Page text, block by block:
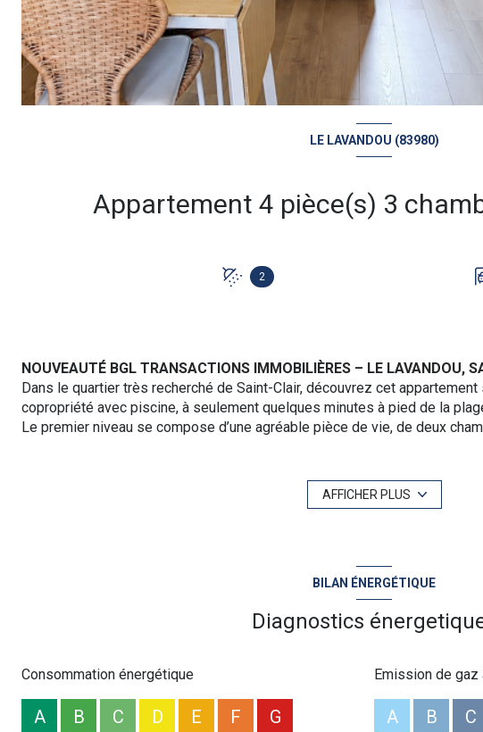
LE LAVANDOU (83980)
2
NOUVEAUTÉ BGL TRANSACTIONS IMMOBILIÈRES – LE LAVANDOU,
Dans le quartier très recherché de Saint-Clair, découvrez cet appartement
copropriété avec piscine, à seulement quelques minutes à pied de la
Le premier niveau se compose d’une agréable pièce de vie, de deux
À l’étage, l’appartement dispose d’une mezzanine, d’une chambre
Pour obtenir davantage d’informations ou organiser une visite, contactez
Les informations sur les risques auxquels ce bien est exposé sont
AFFICHER PLUS
BILAN ÉNERGÉTIQUE
Diagnostics
Consommation énergétique
A B C D E F G
Emission de
A B C